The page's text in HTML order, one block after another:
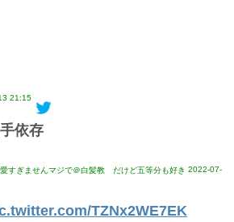
21:15
依存
すぎませんマジで＠白髪教 だけど五等分も好き 2022-07-
TZNx2WE7EK